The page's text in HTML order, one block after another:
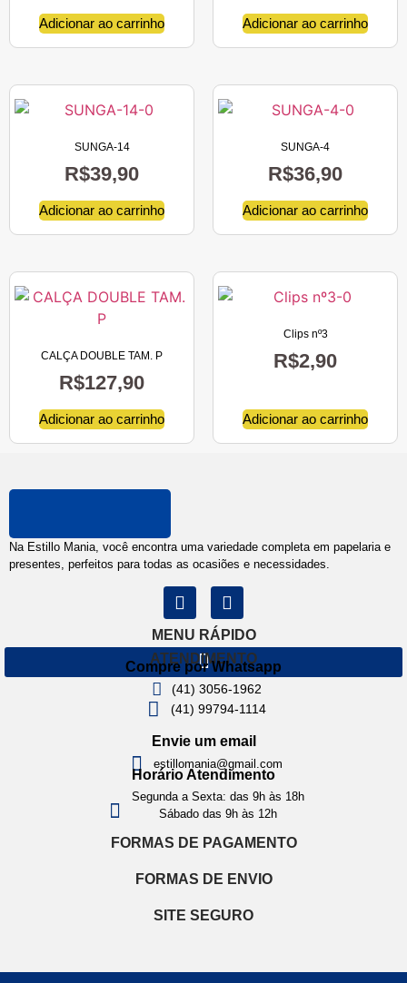
Adicionar ao carrinho Adicionar ao carrinho
SUNGA-14
R$39,90
Adicionar ao carrinho
SUNGA-4
R$36,90
Adicionar ao carrinho
CALÇA DOUBLE TAM. P
R$127,90
Adicionar ao carrinho
Clips nº3
R$2,90
Adicionar ao carrinho
Na Estillo Mania, você encontra uma variedade completa em papelaria e
presentes, perfeitos para todas as ocasiões e necessidades.
MENU RÁPIDO
ATENDIMENTO
Compre por Whatsapp
(41) 3056-1962
(41) 99794-1114
Envie um email
estillomania@gmail.com
Horário Atendimento
Segunda a Sexta: das 9h às 18h
Sábado das 9h às 12h
FORMAS DE PAGAMENTO
FORMAS DE ENVIO
SITE SEGURO